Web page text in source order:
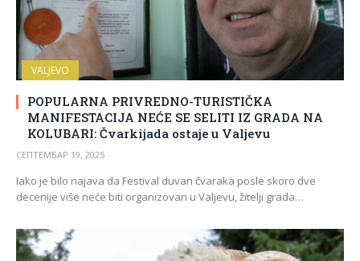
VALJEVO
POPULARNA PRIVREDNO-TURISTIČKA
MANIFESTACIJA NEĆE SE SELITI IZ GRADA NA
KOLUBARI: Čvarkijada ostaje u Valjevu
СЕПТЕМБАР 19, 2025
Iako je bilo najava da Festival duvan čvaraka posle skoro dve
decenije više neće biti organizovan u Valjevu, žitelji grada…